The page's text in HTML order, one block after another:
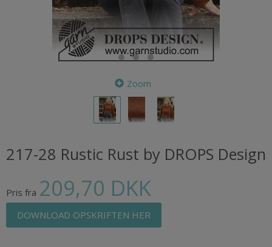
Zoom
217-28 Rustic Rust by DROPS Design
Pris fra 209,70 DKK
DOWNLOAD OPSKRIFTEN HER